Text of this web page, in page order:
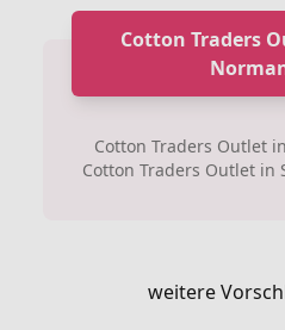
Cotton Traders
Cotton Traders Outlet
Cotton Traders Outlet in
weitere